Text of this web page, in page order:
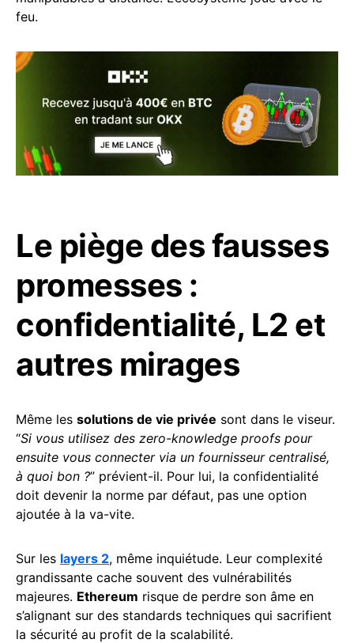
feu.
Le piège des fausses
promesses :
confidentialité, L2 et
autres mirages
Même les solutions de vie privée sont dans le viseur.
“Si vous utilisez des zero-knowledge proofs pour
ensuite vous connecter via un fournisseur centralisé,
à quoi bon ?” prévient-il. Pour lui, la confidentialité
doit devenir la norme par défaut, pas une option
ajoutée à la va-vite.
Sur les layers 2, même inquiétude. Leur complexité
grandissante cache souvent des vulnérabilités
majeures. Ethereum risque de perdre son âme en
s’alignant sur des standards techniques qui sacrifient
la sécurité au profit de la scalabilité.